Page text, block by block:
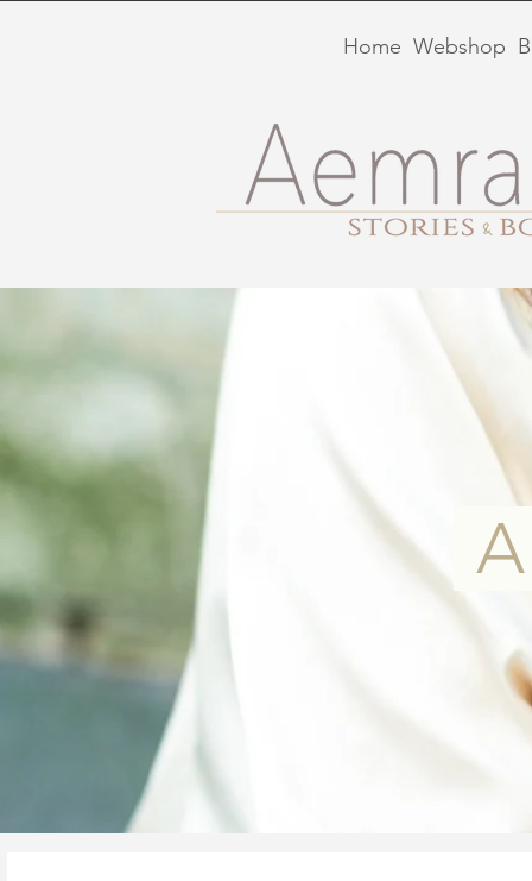
Home Webshop